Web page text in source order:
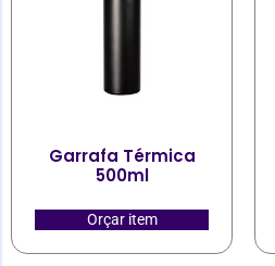
Garrafa Térmica
500ml
Orçar item